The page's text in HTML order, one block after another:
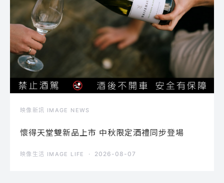
映像新訊 IMAGE NEWS
懷得天堂雙新品上市 中秋限定酒禮同步登場
映像生活 IMAGE LIFE 2026-08-07